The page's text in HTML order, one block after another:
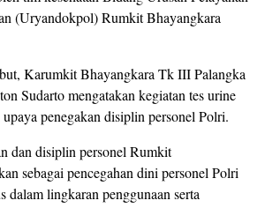
(Uryandokpol) Rumkit Bhayangkara
Karumkit Bhayangkara Tk III Palangka
Sudarto mengatakan kegiatan tes urine
penegakan disiplin personel Polri.
dan disiplin personel Rumkit
sebagai pencegahan dini personel Polri
dalam lingkaran penggunaan serta